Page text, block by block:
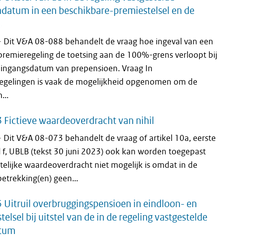
in een beschikbare-premiestelsel en de
Dit V&A 08-088 behandelt de vraag hoe ingeval van een
de toetsing aan de 100%-grens verloopt bij
van prepensioen. Vraag In
is vaak de mogelijkheid opgenomen om de
Fictieve waardeoverdracht van nihil
Dit V&A 08-073 behandelt de vraag of artikel 10a, eerste
f, UBLB (tekst 30 juni 2023) ook kan worden toegepast
waardeoverdracht niet mogelijk is omdat in de
geen...
Uitruil overbruggingspensioen in eindloon- en
bij uitstel van de in de regeling vastgestelde